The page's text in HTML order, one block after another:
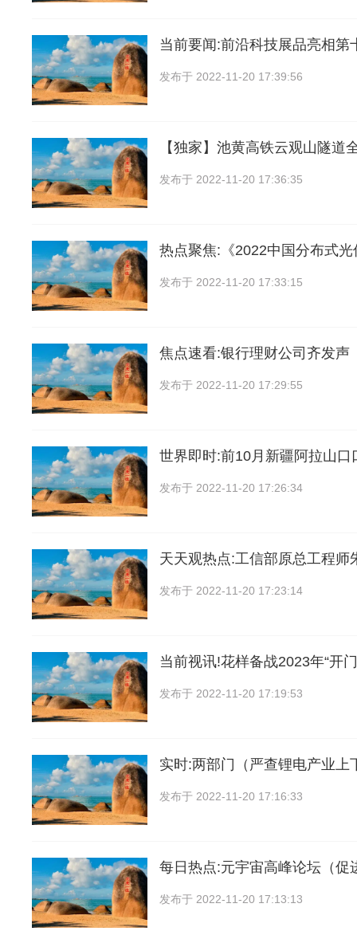
当前要闻:前沿科技展品亮相第
发布于 2022-11-20 17:39:56
【独家】池黄高铁云观山隧道
发布于 2022-11-20 17:36:35
热点聚焦:《2022中国分布式
发布于 2022-11-20 17:33:15
焦点速看:银行理财公司齐发声
发布于 2022-11-20 17:29:55
世界即时:前10月新疆阿拉山口
发布于 2022-11-20 17:26:34
天天观热点:工信部原总工程师
发布于 2022-11-20 17:23:14
当前视讯!花样备战2023年“开
发布于 2022-11-20 17:19:53
实时:两部门（严查锂电产业上
发布于 2022-11-20 17:16:33
每日热点:元宇宙高峰论坛（促
发布于 2022-11-20 17:13:13